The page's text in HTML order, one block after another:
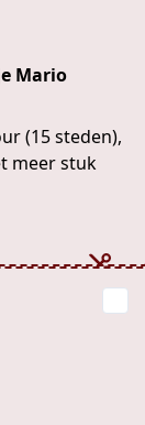
Mario
(15 steden),
meer stuk